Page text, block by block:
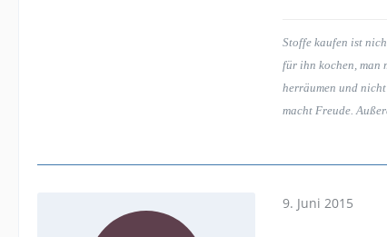
Stoffe kaufen ist
für ihn kochen, man
herräumen und
macht Freude.
9. Juni 2015